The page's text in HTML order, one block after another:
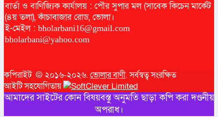
বার্তা ও বাণিজ্যিক কার্যালয় : পৌর সুপার মল (সাবেক কিচেন মার্কেট
(৪য় তলা), কাঁচাবাজার রোড, ভোলা।
ই-মেইল : bholarbani16@gmail.com
bholarbani@yahoo.com
কপিরাইট © ২০১৬-২০২৬. ভোলার বাণী. সর্বস্বত্ব সংরক্ষিত
আইটি সহযোগিতায়
আমাদের সাইটের কোন বিষয়বস্তু অনুমতি ছাড়া কপি করা দণ্ডনীয়
অপরাধ।